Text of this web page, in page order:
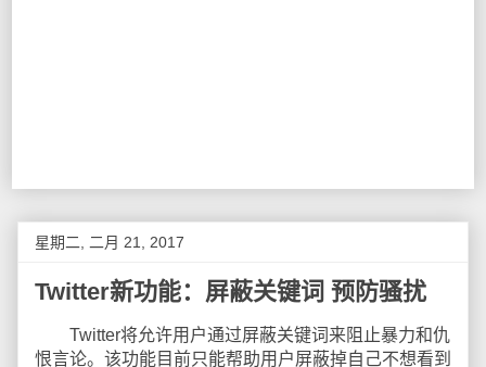
星期二, 二月 21, 2017
Twitter新功能：屏蔽关键词 预防骚扰
Twitter将允许用户通过屏蔽关键词来阻止暴力和仇
恨言论。该功能目前只能帮助用户屏蔽掉自己不想看到